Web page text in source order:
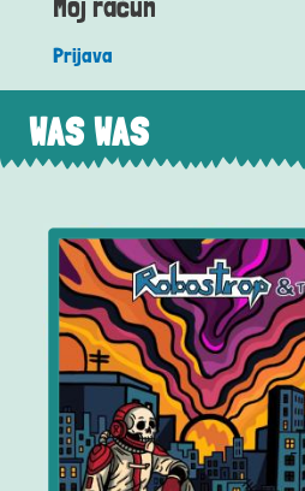
Prijava
WAS WAS